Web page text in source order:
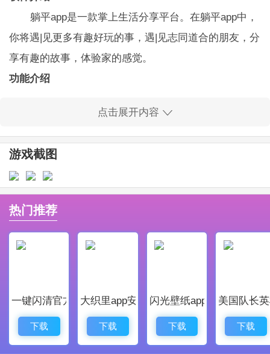
躺平app是一款掌上生活分享平台。在躺平app中，
你将遇|见更多有趣好玩的事，遇|见志同道合的朋友，分
享有趣的故事，体验家的感觉。
功能介绍
角落，物件或感觉，小朋友和小动物。遇上志同道合，
开启线上做客。
[话题]你有点入门了。进到感兴趣的话题，讨论家
的可能性。
[分享]“这就算不错了?那我家也行!!!”躺平对你的巧
思和灵感分享举双手双脚欢迎。
功能亮点
一个全新的生活圈。
一个冷静克制的平台。
一个热衷于做周边的品牌。
点击展开内容
游戏截图
热门推荐
一键闪清官方最新版
下载
大织里app安卓版
下载
闪光壁纸app安卓最新版
下载
美国队长
下载